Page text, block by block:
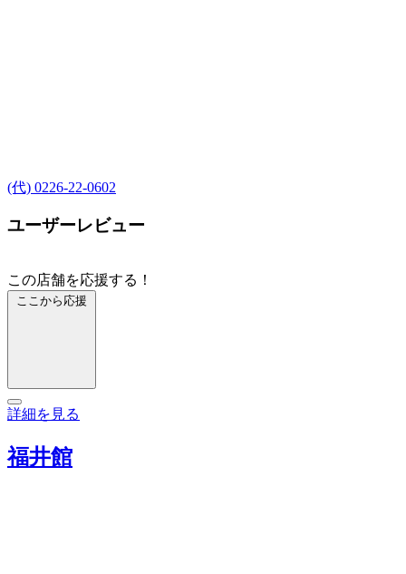
(代) 0226-22-0602
ユーザーレビュー
この店舗を応援する！
ここから応援
詳細を見る
福井館